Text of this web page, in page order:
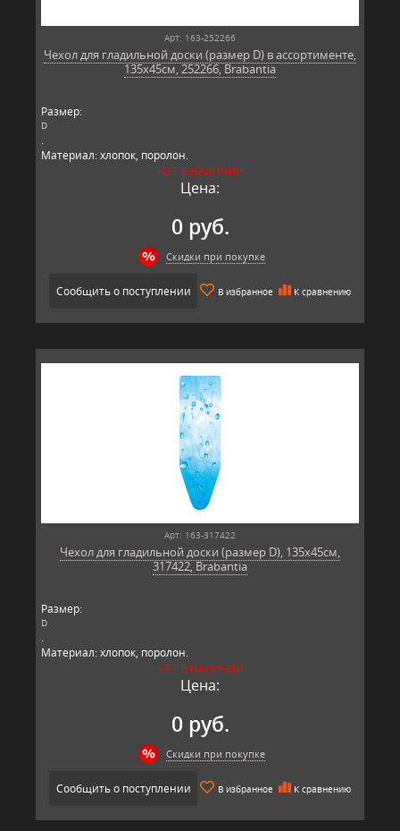
Арт: 163-252266
Чехол для гладильной доски (размер D) в ассортименте,
135x45см, 252266, Brabantia
Размер:
D
.
Материал: хлопок, поролон.
Производитель: Brabantia, Бельгия.
НЕТ В НАЛИЧИИ
Цена:
0 руб.
Скидки при покупке
Сообщить о поступлении В избранное К сравнению
Арт: 163-317422
Чехол для гладильной доски (размер D), 135x45см,
317422, Brabantia
Размер:
D
.
Материал: хлопок, поролон.
Производитель: Brabantia, Бельгия.
НЕТ В НАЛИЧИИ
Цена:
0 руб.
Скидки при покупке
Сообщить о поступлении В избранное К сравнению